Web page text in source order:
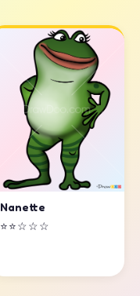
Nanette
⭐⭐☆☆☆